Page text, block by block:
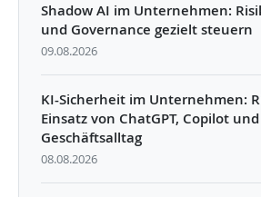
Shadow AI im Unternehmen:
und Governance gezielt steuern
09.08.2026
KI-Sicherheit im Unternehmen:
Einsatz von ChatGPT, Copilot
Geschäftsalltag
08.08.2026